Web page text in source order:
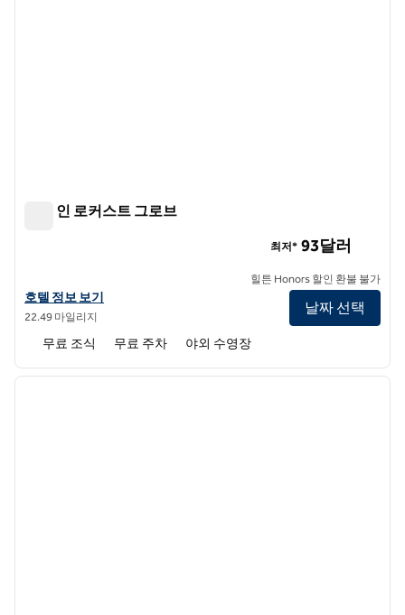
햄튼 인 로커스트 그로브
햄튼 인 로커스트 그로브의 호텔 정보 보기
호텔 정보 보기
22.49 마일리지
최저* 93달러
힐튼 Honors 할인 환불 불가
날짜 선택
무료 조식 무료 주차 야외 수영장
1/12
다음